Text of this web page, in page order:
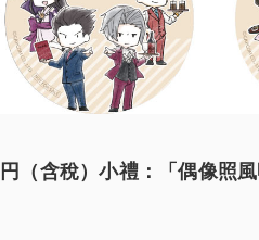
（含稅）小禮：「偶像照